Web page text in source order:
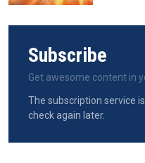
Subscribe
Get awesome content in
The subscription service
check again later.